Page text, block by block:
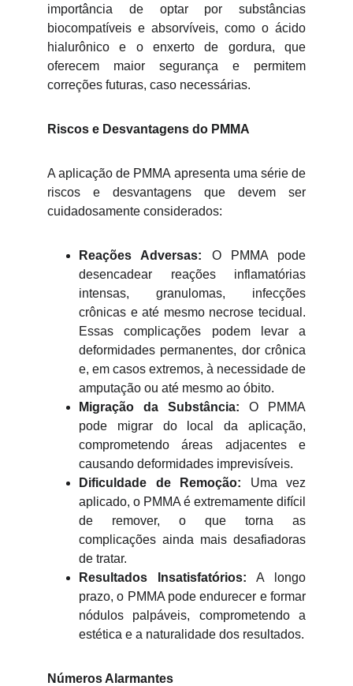
importância de optar por substâncias
biocompatíveis e absorvíveis, como o ácido
hialurônico e o enxerto de gordura, que
oferecem maior segurança e permitem
correções futuras, caso necessárias.
Riscos e Desvantagens do PMMA
A aplicação de PMMA apresenta uma série de
riscos e desvantagens que devem ser
cuidadosamente considerados:
Reações Adversas: O PMMA pode
desencadear reações inflamatórias
intensas, granulomas, infecções
crônicas e até mesmo necrose tecidual.
Essas complicações podem levar a
deformidades permanentes, dor crônica
e, em casos extremos, à necessidade de
amputação ou até mesmo ao óbito.
Migração da Substância: O PMMA
pode migrar do local da aplicação,
comprometendo áreas adjacentes e
causando deformidades imprevisíveis.
Dificuldade de Remoção: Uma vez
aplicado, o PMMA é extremamente difícil
de remover, o que torna as
complicações ainda mais desafiadoras
de tratar.
Resultados Insatisfatórios: A longo
prazo, o PMMA pode endurecer e formar
nódulos palpáveis, comprometendo a
estética e a naturalidade dos resultados.
Números Alarmantes